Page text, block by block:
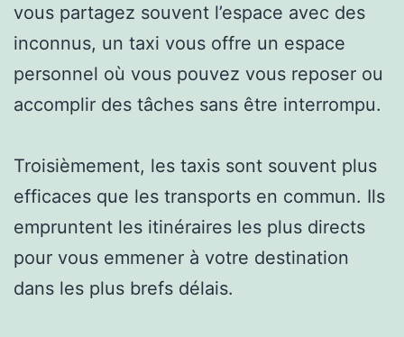
vous partagez souvent l’espace avec des
inconnus, un taxi vous offre un espace
personnel où vous pouvez vous reposer ou
accomplir des tâches sans être interrompu.
Troisièmement, les taxis sont souvent plus
efficaces que les transports en commun. Ils
empruntent les itinéraires les plus directs
pour vous emmener à votre destination
dans les plus brefs délais.